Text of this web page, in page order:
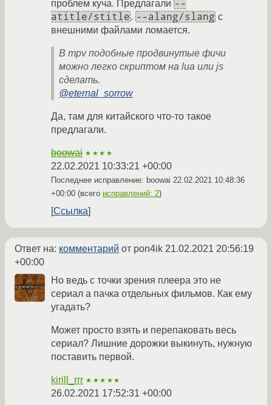
проблем куча. Предлагали --
atitle/stitle. --alang/slang с
внешними файлами ломается.
В mpv подобные продвинутые фичи
можно легко скриптом на lua или js
сделать.
@eternal_sorrow
Да, там для китайского что-то такое
предлагали.
boowai ★★★★
22.02.2021 10:33:21 +00:00
Последнее исправление: boowai 22.02.2021 10:48:36
+00:00 (всего исправлений: 2)
Ссылка
Ответ на: комментарий от pon4ik 21.02.2021 20:56:19
+00:00
Но ведь с точки зрения плеера это не
сериал а пачка отдельных фильмов. Как ему
угадать?
Может просто взять и перепаковать весь
сериал? Лишние дорожки выкинуть, нужную
поставить первой.
kirill_rrr ★★★★★
26.02.2021 17:52:31 +00:00